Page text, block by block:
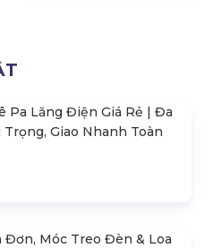
Pa Lăng Điện Giá Rẻ | Đa
Trọng, Giao Nhanh Toàn
Đơn, Móc Treo Đèn & Loa